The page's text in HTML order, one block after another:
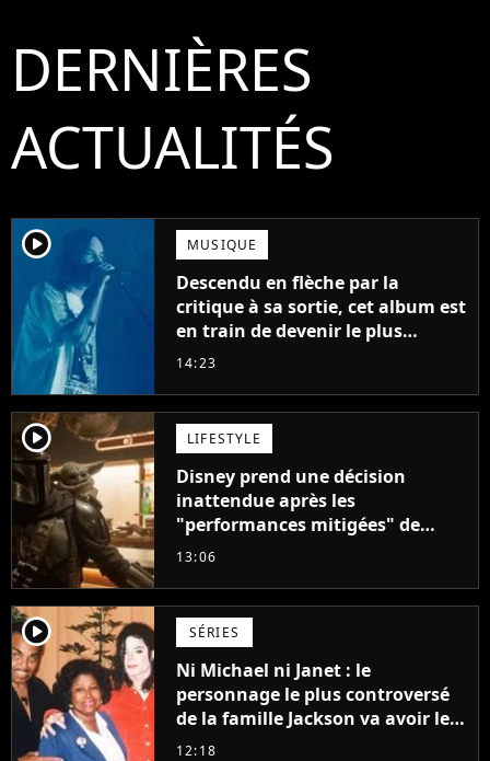
DERNIÈRES
ACTUALITÉS
player2 MUSIQUE
Descendu en flèche par la
critique à sa sortie, cet album est
en train de devenir le plus
populaire de son auteur
14:23
player2 LIFESTYLE
Disney prend une décision
inattendue après les
"performances mitigées" de
Vaiana et The Mandalorian &
13:06
player2 SÉRIES
Ni Michael ni Janet : le
personnage le plus controversé
de la famille Jackson va avoir le
droit à sa propre série
12:18